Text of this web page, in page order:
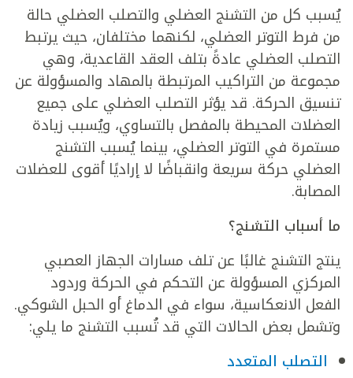
يُسبب كل من التشنج العضلي والتصلب العضلي حالة
من فرط التوتر العضلي، لكنهما مختلفان، حيث يرتبط
التصلب العضلي عادةً بتلف العقد القاعدية، وهي
مجموعة من التراكيب المرتبطة بالمهاد والمسؤولة عن
تنسيق الحركة. قد يؤثر التصلب العضلي على جميع
العضلات المحيطة بالمفصل بالتساوي، ويُسبب زيادة
مستمرة في التوتر العضلي، بينما يُسبب التشنج
العضلي حركة سريعة وانقباضًا لا إراديًا أقوى للعضلات
المصابة.
ما أسباب التشنج؟
ينتج التشنج غالبًا عن تلف مسارات الجهاز العصبي
المركزي المسؤولة عن التحكم في الحركة وردود
الفعل الانعكاسية، سواء في الدماغ أو الحبل الشوكي.
وتشمل بعض الحالات التي قد تُسبب التشنج ما يلي:
التصلب المتعدد